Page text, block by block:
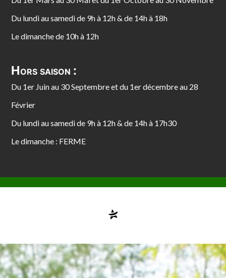
Du lundi au samedi de 9h à 12h & de 14h à 18h
Le dimanche de 10h à 12h
Hors saison :
Du 1er Juin au 30 Septembre et du 1er décembre au 28
Février
Du lundi au samedi de 9h à 12h & de 14h à 17h30
Le dimanche : FERME